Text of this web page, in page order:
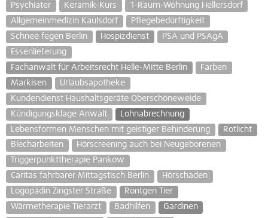
Psychiater
Keramik-Kurs
1-Raum-Wohnung Hellersdorf
Allgemeinmedizin Kaulsdorf
Pflegebedürftigkeit
Schnee fegen Berlin
Hospizdienst
PSA und PSAgA
Essenlieferung
Fachanwalt für Arbeitsrecht Helle-Mitte Berlin
Farben
Markisen
Urlaubsapotheke
Kundendienst Haushaltsgeräte Oberschöneweide
Kündigungsklage Anwalt
Lohnabrechnung
Lebensformen Menschen mit geistiger Behinderung
Rotlicht
Blecharbeiten
Hörscreening auch bei Neugeborenen
Triggerpunkttherapie Pankow
Caritas fahrbarer Mittagstisch Berlin
Hörschaden
Logopädin Zingster Straße
Röntgen Tier
Wärmetherapie Tierarzt
Badhilfen
Gardinen